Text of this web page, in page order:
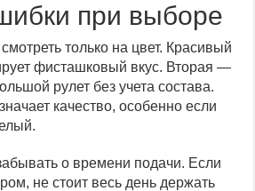
при выборе
только на цвет. Красивый
фисташковый вкус. Вторая —
рулет без учета состава.
качество, особенно если
о времени подачи. Если
не стоит весь день держать